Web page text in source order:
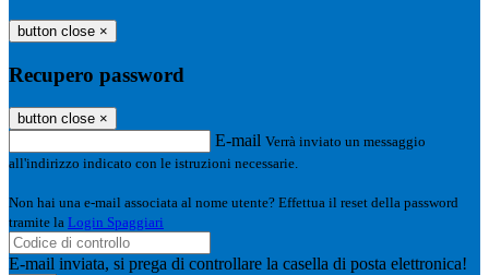
button close ×
Recupero password
button close ×
E-mail Verrà inviato un messaggio
all'indirizzo indicato con le istruzioni necessarie.
Non hai una e-mail associata al nome utente? Effettua il reset della password
tramite la Login Spaggiari
E-mail inviata, si prega di controllare la casella di posta elettronica!